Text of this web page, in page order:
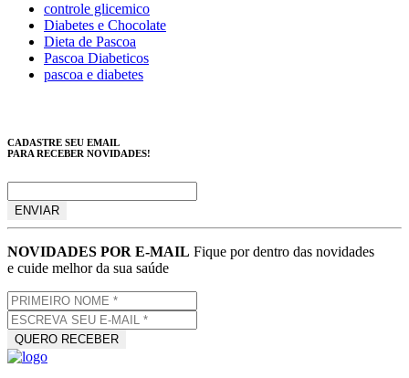
controle glicemico
Diabetes e Chocolate
Dieta de Pascoa
Pascoa Diabeticos
pascoa e diabetes
CADASTRE SEU EMAIL
PARA RECEBER NOVIDADES!
NOVIDADES POR E-MAIL Fique por dentro das novidades
e cuide melhor da sua saúde